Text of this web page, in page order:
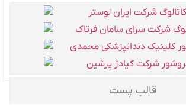
قالب پست